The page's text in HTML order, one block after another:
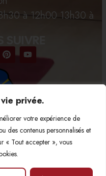
privée.
votre expérience de
des contenus personnalisés et
« Tout accepter », vous
à 12h00 13h30 à